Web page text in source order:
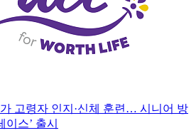
고령자 인지·신체 훈련… 시니어 방
이스’ 출시